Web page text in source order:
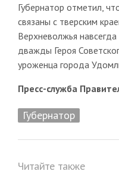
Губернатор отметил,
связаны с тверским
Верхневолжья
дважды Героя
уроженца города
Пресс-служба
Губернатор
Читайте также